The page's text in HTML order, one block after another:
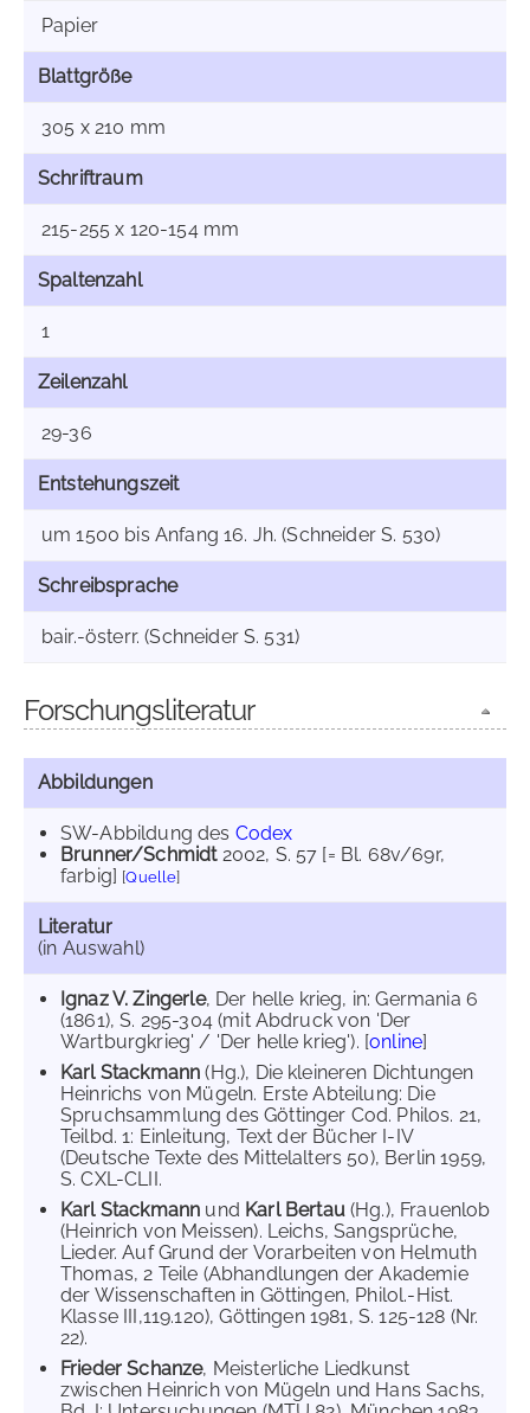
Papier
Blattgröße
305 x 210 mm
Schriftraum
215-255 x 120-154 mm
Spaltenzahl
1
Zeilenzahl
29-36
Entstehungszeit
um 1500 bis Anfang 16. Jh. (Schneider S. 530)
Schreibsprache
bair.-österr. (Schneider S. 531)
Forschungsliteratur
Abbildungen
SW-Abbildung des Codex
Brunner/Schmidt2002, S. 57 [= Bl. 68v/69r,
farbig] [Quelle]
Literatur
(in Auswahl)
Ignaz V. Zingerle, Der helle krieg, in: Germania 6
(1861), S. 295-304 (mit Abdruck von 'Der
Wartburgkrieg' / 'Der helle krieg'). [online]
Karl Stackmann(Hg.), Die kleineren Dichtungen
Heinrichs von Mügeln. Erste Abteilung: Die
Spruchsammlung des Göttinger Cod. Philos. 21,
Teilbd. 1: Einleitung, Text der Bücher I-IV
(Deutsche Texte des Mittelalters 50), Berlin 1959,
S. CXL-CLII.
Karl Stackmann und Karl Bertau (Hg.), Frauenlob
(Heinrich von Meissen). Leichs, Sangsprüche,
Lieder. Auf Grund der Vorarbeiten von Helmuth
Thomas, 2 Teile (Abhandlungen der Akademie
der Wissenschaften in Göttingen, Philol.-Hist.
Klasse III,119.120), Göttingen 1981, S. 125-128 (Nr.
22).
Frieder Schanze, Meisterliche Liedkunst
zwischen Heinrich von Mügeln und Hans Sachs,